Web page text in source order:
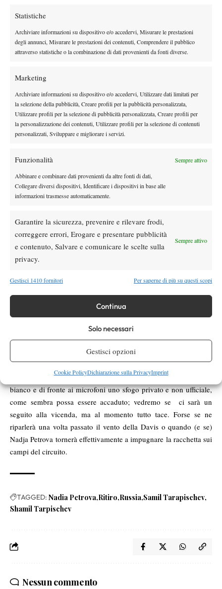
Statistiche
Archiviare informazioni su dispositivo e/o accedervi, Misurare le prestazioni
degli annunci, Misurare le prestazioni dei contenuti, Comprendere il pubblico
attraverso statistiche o la combinazione di dati provenienti da fonti diverse.
Marketing
Archiviare informazioni su dispositivo e/o accedervi, Utilizzare dati limitati per
la selezione della pubblicità, Creare profili per la pubblicità personalizzata,
Utilizzare profili per la selezione di pubblicità personalizzata, Creare profili per
la personalizzazione dei contenuti, Utilizzare profili per la selezione di contenuti
personalizzati, Sviluppare e migliorare i servizi.
Funzionalità Sempre attivo
Abbinare e combinare dati provenienti da altre fonti di dati,
Collegare diversi dispositivi, Identificare i dispositivi in base alle
informazioni trasmesse automaticamente.
Garantire la sicurezza, prevenire e rilevare frodi,
correggere errori, Erogare e presentare pubblicità
e contenuto, Salvare e comunicare le scelte sulla
privacy.
Sempre attivo
Gestisci 1410 fornitori Per saperne di più su questi scopi
Continua
Solo necessari
Gestisci opzioni
Cookie PolicyDichiarazione sulla PrivacyImprint
anche se è vero che la tennista russa non ha parlato
esplicitamente di ritorno sui campi che – a 32 anni, dopo un
trauma umano e una pausa così lunga- sembra perlomeno poco
probabile.
così netta da parte del presidente federale russo. Avrà interpretato
a modo suo delle impressioni private della Petrova o avrà dato un
sottile suggerimento alla giocatrice? Di certo Tarpiščev, autentico
padre padrone del tennis russo con un ricco curriculum come
alto burocrate degli affari sportivi del Cremlino, non è il tipo di
azzurro, aveva dichiarato in maniera tagliente che la Russia era lì
solo per fare esperienza visto che la squadra, orfana di tutte le
sue campionesse che avevano rifiutato la convocazione, avrebbe
conquistata. Per inciso, Nadja Petrova in quell’occasione dichiarò
di non essere nemmeno stata presa in considerazione da capitano
Un altro episodio risale al 2012 quando proprio Petrova dichiarò
la sua intenzione di prendere la cittadinanza statunitense e
che la giocatrice avrebbe potuto ottenere, al più, la residenza e
che prima di poter eventualmente giocare in Fed Cup con la
nazionale a stelle e strisce avrebbe dovuto aspettare altri tre anni.
Insomma, per quanto non sia certo idilliaco il rapporto di Nadja
Petrova con la federtennis russa e il presidente plenipotenziario
Tarpiščev, certo non sembra normale che sia una federazione a
“pensionare” una tennista né sembra rispettoso che metta nero su
bianco e di fronte ai microfoni uno sfogo privato e non ufficiale,
come sembra possa essere accaduto; vedremo se ci sarà un
seguito alla vicenda, ma al momento tutto tace. Forse se ne
riparlerà una volta passato il vento della Davis o quando (e se)
Nadja Petrova tornerà effettivamente a impugnare la racchetta sui
campi del circuito.
TAGGED: Nadia Petrova Ritiro Russia Samil Tarapischev
Shamil Tarpischev
Nessun commento